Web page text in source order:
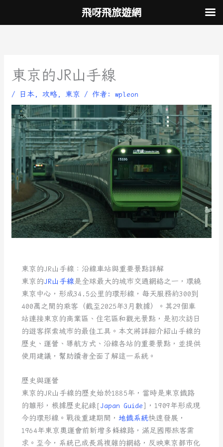
東京的JR山手線
/ 日本,攻略, 東京 / 作者:wpleon
東京的JR山手線：沿線車站與重要景點詳解
東京的JR山手線是全球最大的城市交通網絡之一，環繞
東京中心，形成34.5公里的環形線，每天服務約300到
400萬之間的乘客（截至2025年3月數據）。其29個車
站連接東京的商業區、住宅區和觀光景點，是初次訪日
的遊客探索城市的最佳工具。本文將詳細介紹山手線的
歷史、運營、導航方式、沿線各站的重要景點，並提供
使用建議，幫助讀者全面了解這一系統。
歷史與運營
東京的JR山手線的歷史始於1885年，當時是東京鐵路
的雛形，根據歷史紀錄[Japan Guide]，1909年形成現
今的環形線。戰後重建期間，地鐵系統快速發展，
1964年東京奧運會前新增多條線路，滿足國際旅客需
求。至今，系統已成長為複雜的網絡，反映東京都市化
飛呀飛旅遊網